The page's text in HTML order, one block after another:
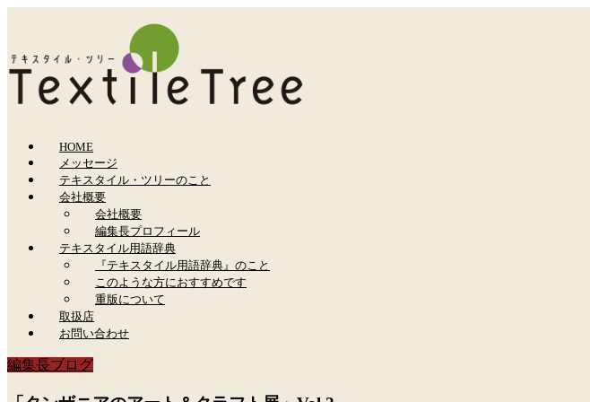
HOME
メッセージ
テキスタイル・ツリーのこと
会社概要
会社概要
編集長プロフィール
テキスタイル用語辞典
『テキスタイル用語辞典』のこと
このような方におすすめです
重版について
取扱店
お問い合わせ
編集長ブログ